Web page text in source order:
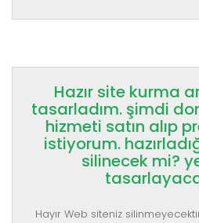
Hazır site kurma
tasarladım. şimdi
hizmeti satın alıp
istiyorum.
silinecek mi?
Hayır Web siteniz